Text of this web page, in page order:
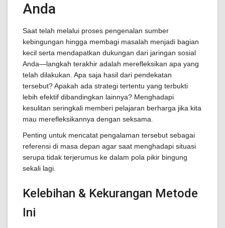
Anda
Saat telah melalui proses pengenalan sumber
kebingungan hingga membagi masalah menjadi bagian
kecil serta mendapatkan dukungan dari jaringan sosial
Anda—langkah terakhir adalah merefleksikan apa yang
telah dilakukan. Apa saja hasil dari pendekatan
tersebut? Apakah ada strategi tertentu yang terbukti
lebih efektif dibandingkan lainnya? Menghadapi
kesulitan seringkali memberi pelajaran berharga jika kita
mau merefleksikannya dengan seksama.
Penting untuk mencatat pengalaman tersebut sebagai
referensi di masa depan agar saat menghadapi situasi
serupa tidak terjerumus ke dalam pola pikir bingung
sekali lagi.
Kelebihan & Kekurangan Metode
Ini